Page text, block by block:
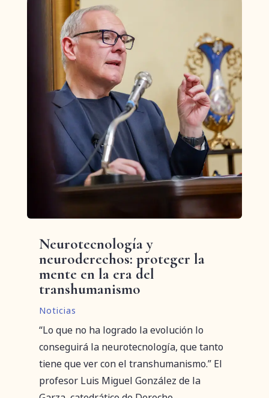
Neurotecnología y
neuroderechos: proteger la
mente en la era del
transhumanismo
Noticias
“Lo que no ha logrado la evolución lo
conseguirá la neurotecnología, que tanto
tiene que ver con el transhumanismo.” El
profesor Luis Miguel González de la